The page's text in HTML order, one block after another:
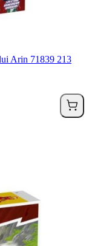
Arin 71839 213